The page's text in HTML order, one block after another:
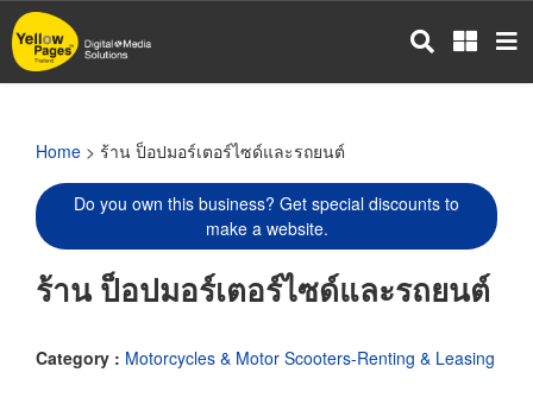
Skip
to
main
Home > ร้าน ป็อปมอร์เตอร์ไซด์และรถยนต์
Do you own this business? Get special discounts to
make a website.
ร้าน ป็อปมอร์เตอร์ไซด์และรถยนต์
Category : Motorcycles & Motor Scooters-Renting & Leasing